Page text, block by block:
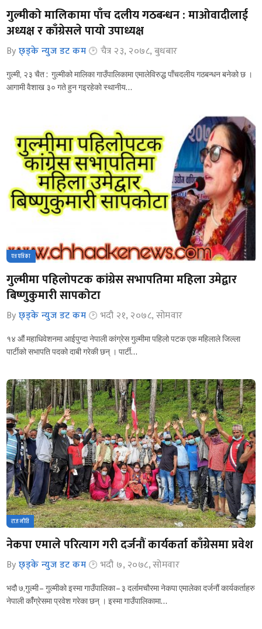
गुल्मीको मालिकामा पाँच दलीय गठबन्धन : माओवादीलाई
अध्यक्ष र काँग्रेसले पायो उपाध्यक्ष
By छ्ड्के न्युज डट कम चैत्र २३, २०७८, बुधबार
गुल्मी, २३ चैत : गुल्मीको मालिका गाउँपालिकामा एमालेविरुद्ध पाँचदलीय गठबन्धन बनेको छ ।
आगामी वैशाख ३० गते हुन गइरहेको स्थानीय…
पत्रपत्रिका
गुल्मीमा पहिलोपटक कांग्रेस सभापतिमा महिला उमेद्वार
बिष्णुकुमारी सापकोटा
By छ्ड्के न्युज डट कम भदौ २१, २०७८, सोमवार
१४ औं महाधिवेशनमा आईपुग्दा नेपाली कांग्रेस गुल्मीमा पहिलो पटक एक महिलाले जिल्ला
पार्टीको सभापति पदको दाबी गरेकी छन् । पार्टी…
राजनीति
नेकपा एमाले परित्याग गरी दर्जनौं कार्यकर्ता काँग्रेसमा प्रवेश
By छ्ड्के न्युज डट कम भदौ ७, २०७८, सोमवार
भदौ ७,गुल्मी – गुल्मीको इस्मा गाउँपालिका – ३ दर्लामचौरमा नेकपा एमालेका दर्जनौं कार्यकर्ताहरु
नेपाली कांँग्रेसमा प्रवेश गरेका छन् । इस्मा गाउँपालिकामा…